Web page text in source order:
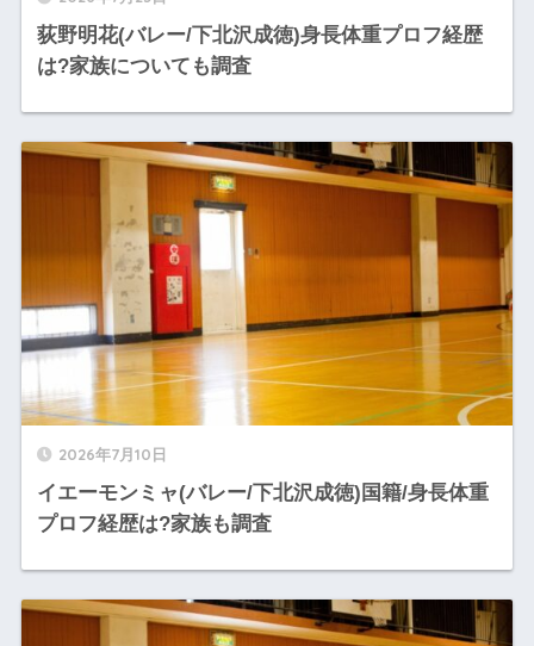
荻野明花(バレー/下北沢成徳)身長体重プロフ経歴
は?家族についても調査
2026年7月10日
イエーモンミャ(バレー/下北沢成徳)国籍/身長体重
プロフ経歴は?家族も調査